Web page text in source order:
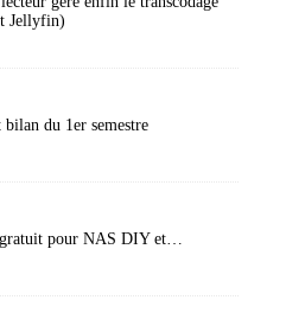
Jellyfin)
du 1er semestre
pour NAS DIY et…